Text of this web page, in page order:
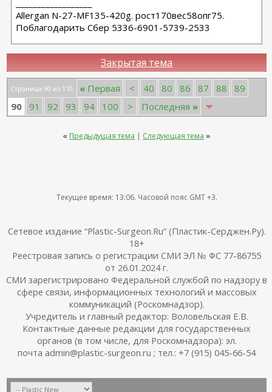
Allergan N-27-MF135-420g. рост170вес58опг75.
Поблагодарить Сбер 5336-6901-5739-2533
Закрытая тема
Страница 90 из 110 « Первая < 40 80 86 87 88
89
90 91 92 93 94 100 > Последняя »
« Предыдущая тема | Следующая тема »
Текущее время: 13:06. Часовой пояс GMT +3.
Сетевое издание “Plastic-Surgeon.Ru” (Пластик-Серджен.Ру).
18+
Реестровая запись о регистрации СМИ ЭЛ № ФС 77-86755
от 26.01.2024 г.
СМИ зарегистрировано Федеральной службой по надзору в
сфере связи, информационных технологий и массовых
коммуникаций (Роскомнадзор).
Учредитель и главный редактор: Воловельская Е.В.
Контактные данные редакции для государственных
органов (в том числе, для Роскомнадзора): эл.
почта admin@plastic-surgeon.ru ; тел.: +7 (915) 045-66-54